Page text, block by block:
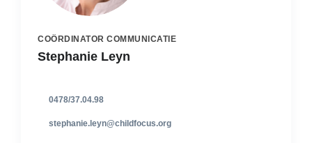
COÖRDINATOR COMMUNICATIE
Stephanie Leyn
0478/37.04.98
stephanie.leyn@childfocus.org